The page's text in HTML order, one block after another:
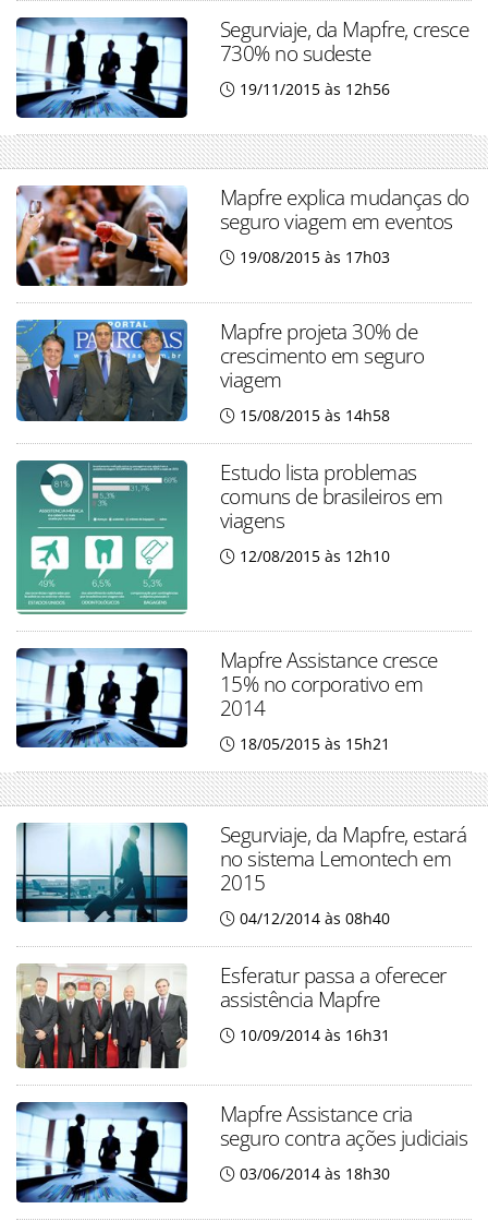
Segurviaje, da Mapfre, cresce
730% no sudeste
19/11/2015 às 12h56
Mapfre explica mudanças do
seguro viagem em eventos
19/08/2015 às 17h03
Mapfre projeta 30% de
crescimento em seguro
viagem
15/08/2015 às 14h58
Estudo lista problemas
comuns de brasileiros em
viagens
12/08/2015 às 12h10
Mapfre Assistance cresce
15% no corporativo em
2014
18/05/2015 às 15h21
Segurviaje, da Mapfre, estará
no sistema Lemontech em
2015
04/12/2014 às 08h40
Esferatur passa a oferecer
assistência Mapfre
10/09/2014 às 16h31
Mapfre Assistance cria
seguro contra ações judiciais
03/06/2014 às 18h30